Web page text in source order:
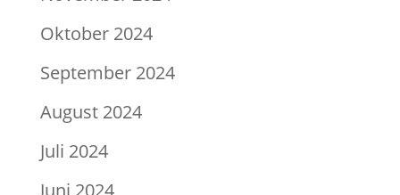
Oktober 2024
September 2024
August 2024
Juli 2024
Juni 2024